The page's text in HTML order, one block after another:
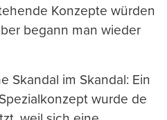
Konzepte würden
begann man wieder
Skandal im Skandal: Ein
wurde de